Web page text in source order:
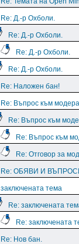
Re: Д.-р Охболи.
Re: Д.-р Охболи.
Re: Д.-р Охболи.
Re: Д.-р Охболи.
Re: Наложен бан!
Re: Въпрос към
Re: Въпрос към
Re: Въпрос към
Re: Отговор за
Re: ОБЯВИ И
заключената тема
Re: заключената
Re: заключената
Re: Нов бан.